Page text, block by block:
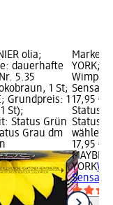
olia;
dauerhafte
5.35
1 St;
Grundpreis: 1
St);
Status Grün
Grau dm
Marke:
YORK;
17,95 €;
Status
Status
wählen
17,95 €
YORK